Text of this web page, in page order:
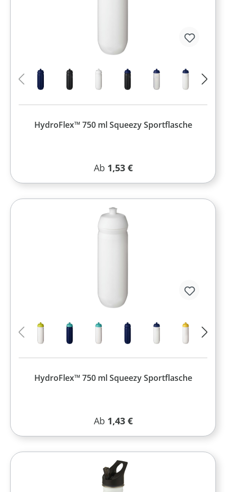
HydroFlex™ 750 ml Squeezy Sportflasche
Regulärer Preis:
Ab 1,53 €
HydroFlex™ 750 ml Squeezy Sportflasche
Regulärer Preis:
Ab 1,43 €